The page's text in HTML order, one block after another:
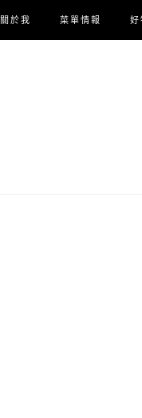
關於我 菜單情報 好